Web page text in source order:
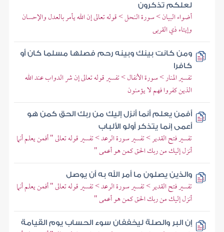
لعلكم تذكرون
أضواء البيان > سورة النحل > قوله تعالى إن الله يأمر بالعدل والإحسان
وإيتاء ذي القربى
ومن كانت بينك وبينه رحم فصلها مسلما كان أو
كافرا
تفسير المنار > سورة الأنفال > تفسير قوله تعالى إن شر الدواب عند الله
الذين كفروا فهم لا يؤمنون
أفمن يعلم أنما أنزل إليك من ربك الحق كمن هو
أعمى إنما يتذكر أولو الألباب
تفسير فتح القدير > تفسير سورة الرعد > تفسير قوله تعالى " أفمن يعلم أنما
أنزل إليك من ربك الحق كمن هو أعمى "
والذين يصلون ما أمر الله به أن يوصل
تفسير فتح القدير > تفسير سورة الرعد > تفسير قوله تعالى " أفمن يعلم أنما
أنزل إليك من ربك الحق كمن هو أعمى "
إن البر والصلة ليخففان سوء الحساب يوم القيامة